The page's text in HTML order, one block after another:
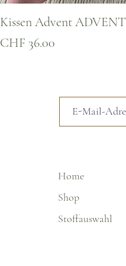
Kissen Advent ADVENT
Preis
CHF 36.00
Home
Shop
Stoffauswahl